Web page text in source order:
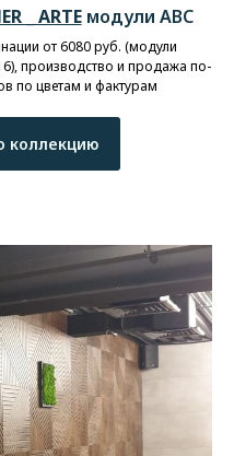
_ ARTEмодули АВС
от 6080 руб. (модули
производство и продажа по-
по цветам и фактурам
коллекцию